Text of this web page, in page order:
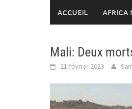
ACCUEIL AFRICA
Mali: Deux
21 février 2023